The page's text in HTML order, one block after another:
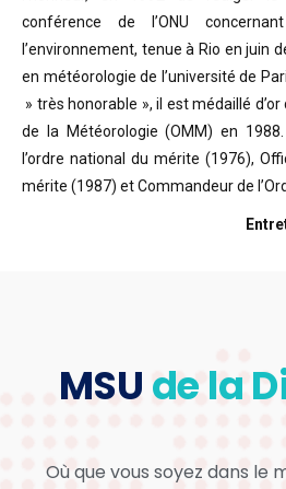
conférence de l’ONU
l’environnement, tenue à Rio en juin
en météorologie de l’université de
» très honorable », il est médaillé
de la Météorologie (OMM) en
l’ordre national du mérite (1976),
mérite (1987) et Commandeur de
MSU de la
Où que vous soyez dans le